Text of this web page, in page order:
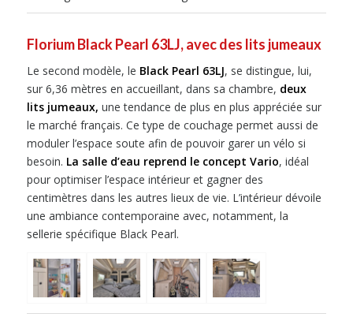
Florium Black Pearl 63LJ, avec des lits jumeaux
Le second modèle, le Black Pearl 63LJ, se distingue, lui,
sur 6,36 mètres en accueillant, dans sa chambre, deux
lits jumeaux, une tendance de plus en plus appréciée sur
le marché français. Ce type de couchage permet aussi de
moduler l’espace soute afin de pouvoir garer un vélo si
besoin. La salle d’eau reprend le concept Vario, idéal
pour optimiser l’espace intérieur et gagner des
centimètres dans les autres lieux de vie. L’intérieur dévoile
une ambiance contemporaine avec, notamment, la
sellerie spécifique Black Pearl.